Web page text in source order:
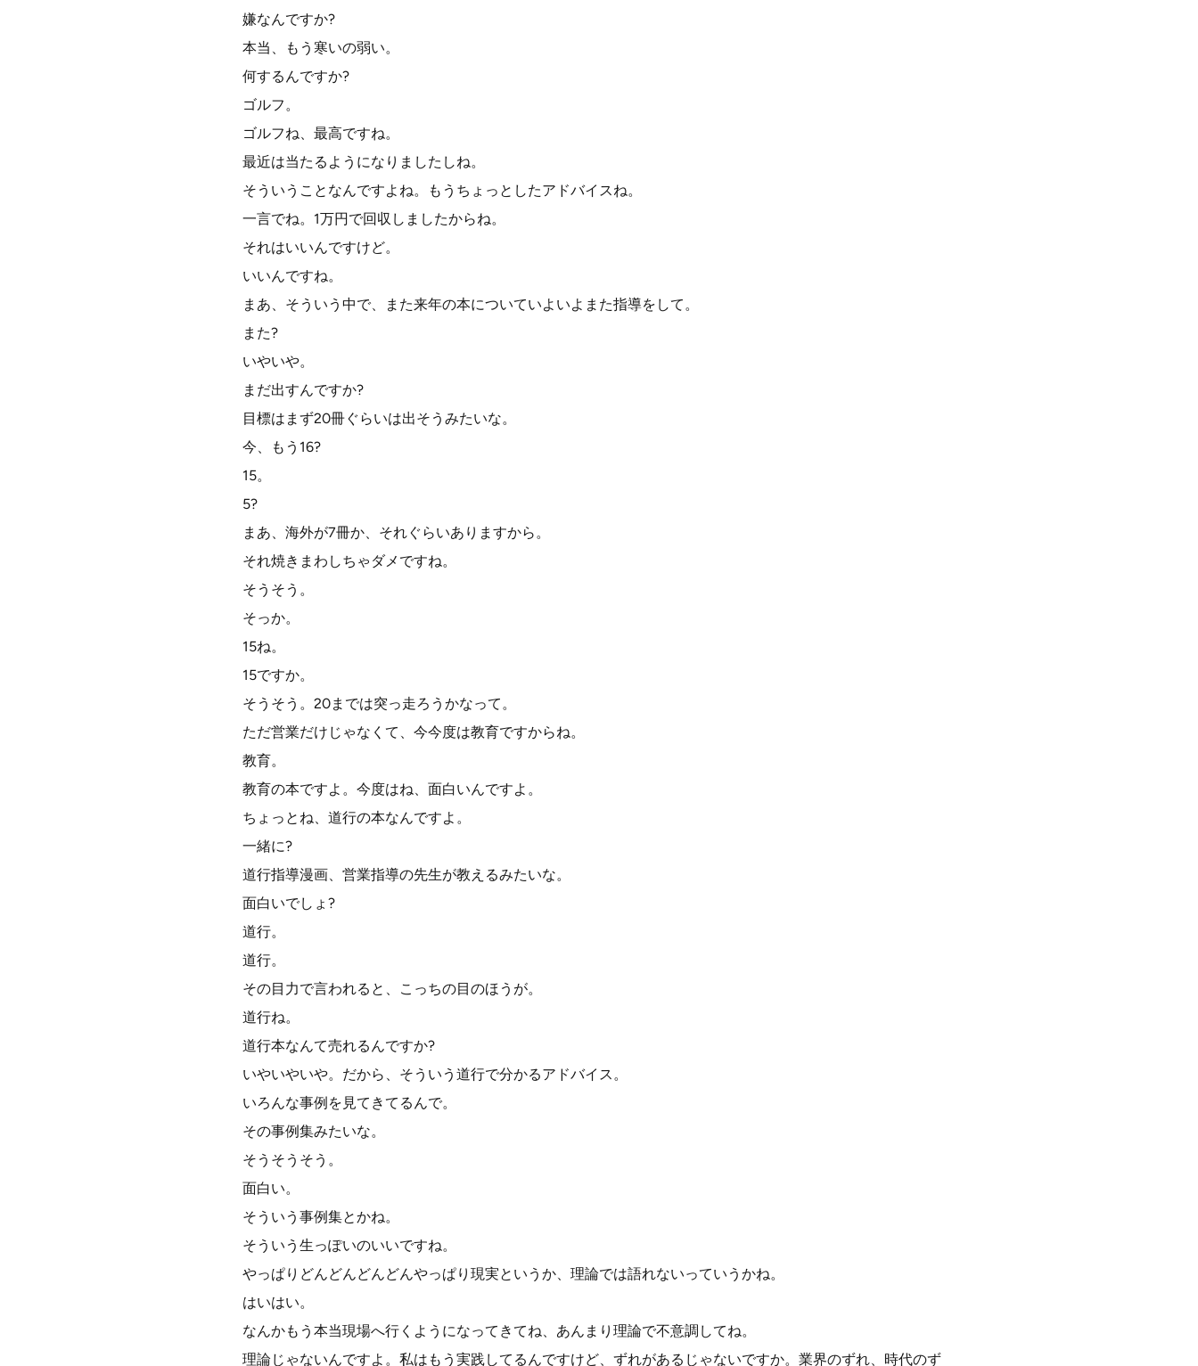
嫌なんですか?
本当、もう寒いの弱い。
何するんですか?
ゴルフ。
ゴルフね、最高ですね。
最近は当たるようになりましたしね。
そういうことなんですよね。もうちょっとしたアドバイスね。
一言でね。1万円で回収しましたからね。
それはいいんですけど。
いいんですね。
まあ、そういう中で、また来年の本についていよいよまた指導をして。
また?
いやいや。
まだ出すんですか?
目標はまず20冊ぐらいは出そうみたいな。
今、もう16?
15。
5?
まあ、海外が7冊か、それぐらいありますから。
それ焼きまわしちゃダメですね。
そうそう。
そっか。
15ね。
15ですか。
そうそう。20までは突っ走ろうかなって。
ただ営業だけじゃなくて、今今度は教育ですからね。
教育。
教育の本ですよ。今度はね、面白いんですよ。
ちょっとね、道行の本なんですよ。
一緒に?
道行指導漫画、営業指導の先生が教えるみたいな。
面白いでしょ?
道行。
道行。
その目力で言われると、こっちの目のほうが。
道行ね。
道行本なんて売れるんですか?
いやいやいや。だから、そういう道行で分かるアドバイス。
いろんな事例を見てきてるんで。
その事例集みたいな。
そうそうそう。
面白い。
そういう事例集とかね。
そういう生っぽいのいいですね。
やっぱりどんどんどんどんやっぱり現実というか、理論では語れないっていうかね。
はいはい。
なんかもう本当現場へ行くようになってきてね、あんまり理論で不意調してね。
理論じゃないんですよ。私はもう実践してるんですけど、ずれがあるじゃないですか。業界のずれ、時代のず